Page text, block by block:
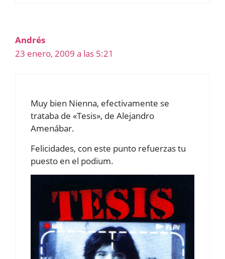
Andrés
23 enero, 2009 a las 5:21
Muy bien Nienna, efectivamente se
trataba de «Tesis», de Alejandro
Amenábar.
Felicidades, con este punto refuerzas tu
puesto en el podium.